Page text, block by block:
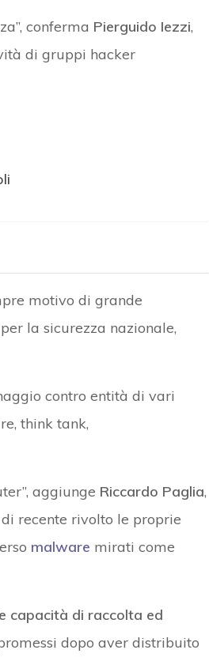
conferma Pierguido Iezzi,
di gruppi hacker
motivo di grande
la sicurezza nazionale,
contro entità di vari
think tank,
aggiunge Riccardo Paglia,
recente rivolto le proprie
malware mirati come
capacità di raccolta ed
dopo aver distribuito